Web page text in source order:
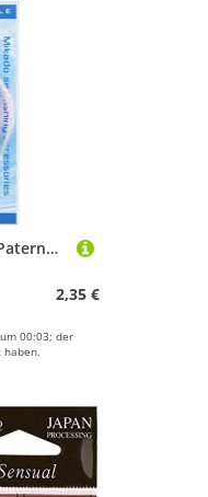
Mikado Hair Tube Rig, Paternoster Vorfach ideal für Dorsch, mit rotem Schlauch und gelben oder weißen Federn, mit Hakengrößen 1/0 und 3/0 (Vorfach 3/0 - Rot-Gelb)
2,35 €
00:03; der
haben.